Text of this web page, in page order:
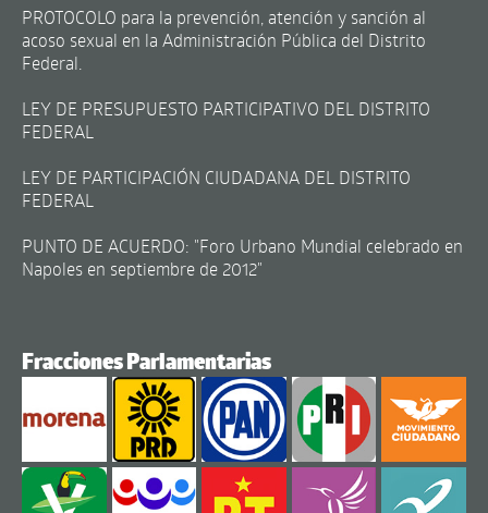
PROTOCOLO para la prevención, atención y sanción al
acoso sexual en la Administración Pública del Distrito
Federal.
LEY DE PRESUPUESTO PARTICIPATIVO DEL DISTRITO
FEDERAL
LEY DE PARTICIPACIÓN CIUDADANA DEL DISTRITO
FEDERAL
PUNTO DE ACUERDO: "Foro Urbano Mundial celebrado en
Napoles en septiembre de 2012"
Fracciones Parlamentarias